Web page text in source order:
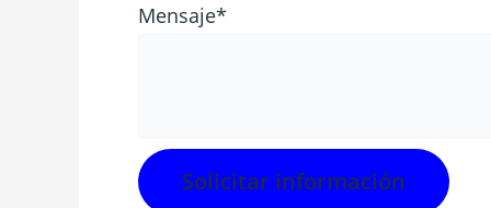
Mensaje*
Solicitar información